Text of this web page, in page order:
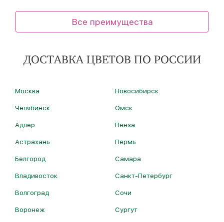
Все преимущества
ДОСТАВКА ЦВЕТОВ ПО РОССИИ
Москва
Челябинск
Адлер
Астрахань
Белгород
Владивосток
Волгоград
Воронеж
Новосибирск
Омск
Пенза
Пермь
Самара
Санкт-Петербург
Сочи
Сургут